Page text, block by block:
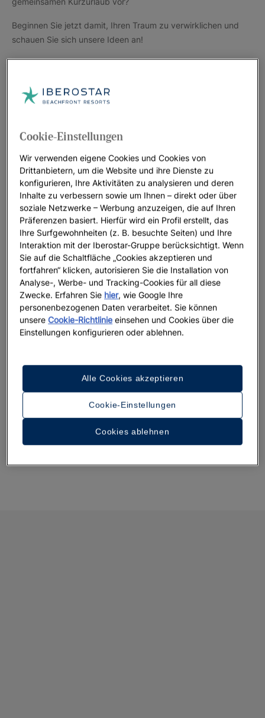
Beginnen Sie jetzt damit, Ihren Traum zu verwirklichen und
schauen Sie sich unsere Ideen an!
Welche Art von romantischem Kurzurlaub
möchten Sie erleben?
Paare gibt. Die Wahl hängt von Ihrem Geschmack, Ihren
Hobbys und individuellen Wünschen ab.
Bei Iberostar sind wir uns in diesem Punkt einig, deshalb
haben wirverschiedene Ideen für romantische Kurzurlaube
vorbereitet, damit Sie das finden, was am besten zu Ihnen
passt.
Sind Sie auf der Suche nach Sonne und Strand? Dann ist
ein romantischer Strandurlaub in unseren romantischen
Hotels am Meer die beste Wahl.
Sind Sie auf der Suche nach mehr Zweisamkeit und
Glamour?Ein Aufenthalt in unseren Luxus- oder
Erwachsenenhotels wartet auf Sie.
Wie Sie sehen, haben Sie viele Möglichkeiten, Ihren Aufenthalt
Sie alle Ihre Möglichkeiten und lassen Sie Ihren Traumurlaub
endlich Wirklichkeit werden!
Cookie-Einstellungen
Wir verwenden eigene Cookies und Cookies von
Drittanbietern, um die Website und ihre Dienste zu
konfigurieren, Ihre Aktivitäten zu analysieren und deren
Inhalte zu verbessern sowie um Ihnen – direkt oder über
soziale Netzwerke – Werbung anzuzeigen, die auf Ihren
Präferenzen basiert. Hierfür wird ein Profil erstellt, das
Ihre Surfgewohnheiten (z. B. besuchte Seiten) und Ihre
Interaktion mit der Iberostar-Gruppe berücksichtigt. Wenn
Sie auf die Schaltfläche „Cookies akzeptieren und
fortfahren“ klicken, autorisieren Sie die Installation von
Analyse-, Werbe- und Tracking-Cookies für all diese
Zwecke. Erfahren Sie hier, wie Google Ihre
personenbezogenen Daten verarbeitet. Sie können
unsereCookie-Richtlinie einsehen und Cookies über die
Einstellungen konfigurieren oder ablehnen.
Cookie-Einstellungen
Cookies ablehnen
Alle Cookies akzeptieren